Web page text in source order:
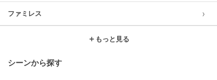
ファミレス ›
＋ もっと見る
シーンから探す